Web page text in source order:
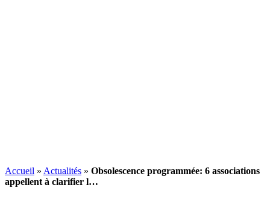
Accueil » Actualités » Obsolescence programmée: 6 associations
appellent à clarifier l…